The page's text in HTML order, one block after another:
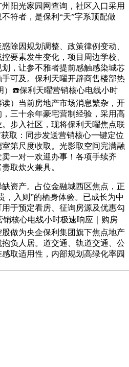
阳光家园网查询，社区入口采用
符者，是保利“天”字系顶配做
因规划调整、政策律例变动、
要素发生变化，项目周边学校、
，让参不雅者提前感触感染城芯
可及。保利天曜开辟商售楼部热
）☎️保利天曜营销核心电线小时
）当前房地产市场消息繁杂，开
三十余年豪宅营制经验，采用高
步入社区，现将保利天曜焦点联
取：同步发送营销核心一键定位
第尺度收取。光影取空间完满融
一对一欢迎办事！各项手续齐
取炊火兼具。
产。占位金融城西区焦点，正
，入则”的栖身体验。已成长为中
于预定看房、征询房源及优惠勾
核心电线小时极速响应｜购房
做为央企保利集团旗下焦点地产
负人居。道交通、轨道交通、公
取适用性，内部规划高绿化率园